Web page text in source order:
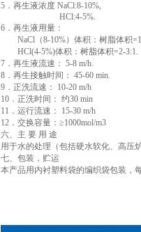
5．再生液浓度 NaCl:8-10%,
HCl:4-5%.
6．再生液用量：
NaCl（8-10%）体积：树脂体积
HCl(4-5%)体积：树脂体积=2-3:1.
7．再生液流速： 5-8 m/h.
8．再生接触时间： 45-60 min.
9．正洗流速： 10-20 m/h
10．正洗时间： 约30 min
11．运行流速： 15-30 m/h
12．交换容量：≥1000mol/m3
六、主 要 用 途
用于水的处理（包括硬水软化、高压
七、包装，贮运
本产品用内衬塑料袋的编织袋包装，